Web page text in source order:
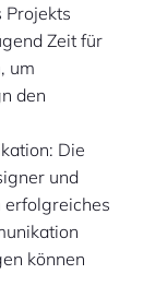
Projekts
Zeit für
um
den
Die
und
erfolgreiches
können